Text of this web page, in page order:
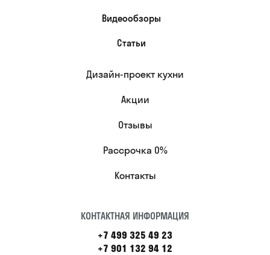
Видеообзоры
Статьи
Дизайн-проект кухни
Акции
Отзывы
Рассрочка 0%
Контакты
КОНТАКТНАЯ ИНФОРМАЦИЯ
+7 499 325 49 23
+7 901 132 94 12